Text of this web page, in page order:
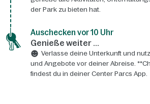
der Park zu bieten hat.
Auschecken vor 10 Uhr
Genieße weiter ...
Verlasse deine Unterkunft und
und Angebote vor deiner Abreise.
findest du in deiner Center Parcs App.